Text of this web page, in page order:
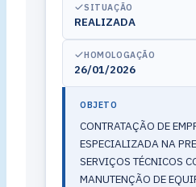
SITUAÇÃO
REALIZADA
HOMOLOGAÇÃO
26/01/2026
OBJETO
CONTRATAÇÃO DE
ESPECIALIZADA NA
SERVIÇOS TÉCNICOS
MANUTENÇÃO DE